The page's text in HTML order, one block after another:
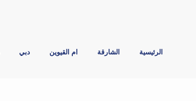
الرئيسية الشارقة ام القيوين دبي